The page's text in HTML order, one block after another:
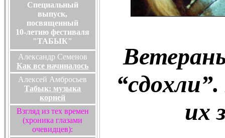
Специальный
выпуск,
посвященный
10-летию фестиваля
"ТАБЫК"
Александр Семенов
Как все начиналось
Алексей Амбросьев
Табык: музыка
корней
Взгляд из тех времен
(хроника глазами
очевидцев):
их